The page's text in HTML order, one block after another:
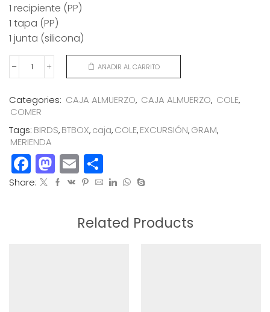
1 recipiente (PP)
1 tapa (PP)
1 junta (silicona)
CAJA
GRAM
BIRDS
AÑADIR AL CARRITO
Categories: CAJA ALMUERZO, CAJA ALMUERZO, COLE,
COMER
Tags: BIRDS,BTBOX,caja,COLE,EXCURSIÓN,GRAM,
MERIENDA
Facebook
Mastodon
Email
Share:
Related Products